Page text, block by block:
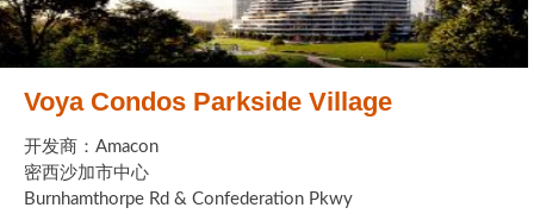
Voya Condos Parkside Village
开发商：Amacon
密西沙加市中心
Burnhamthorpe Rd & Confederation Pkwy